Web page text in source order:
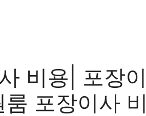
비용| 포장
포장이사